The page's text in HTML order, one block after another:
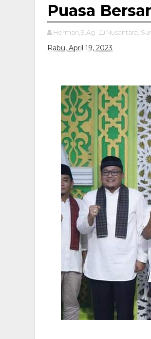
Puasa
Herman,S.Ag Nusantara,
Rabu, April 19, 2023